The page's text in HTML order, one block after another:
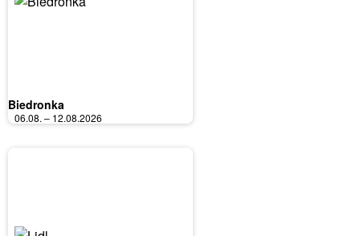
Biedronka
06.08. – 12.08.2026